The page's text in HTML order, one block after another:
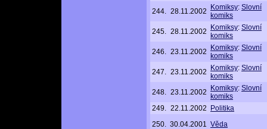
244. 28.11.2002 Komiksy: Slovní
komiks
245. 28.11.2002 Komiksy: Slovní
komiks
246. 23.11.2002 Komiksy: Slovní
komiks
247. 23.11.2002 Komiksy: Slovní
komiks
248. 23.11.2002 Komiksy: Slovní
komiks
249. 22.11.2002
Politika
250. 30.04.2001 Věda